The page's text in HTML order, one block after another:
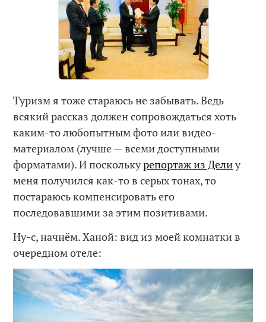
Туризм я тоже стараюсь не забывать. Ведь
всякий рассказ должен сопровождаться хоть
каким-то любопытным фото или видео-
материалом (лучше — всеми доступными
форматами). И посколькурепортаж из Делиу
меня получился как-то в серых тонах, то
постараюсь компенсировать его
последовавшими за этим позитивами.
Ну-с, начнём. Ханой: вид из моей комнатки в
очередном отеле: